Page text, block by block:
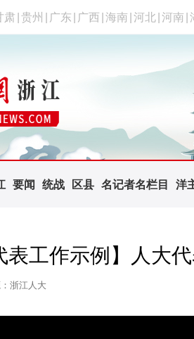
肃 贵州 广东 广西 海南 河北 河南
要闻 统战 区县 名记者名栏目 洋
表工作示例】人大
浙江人大